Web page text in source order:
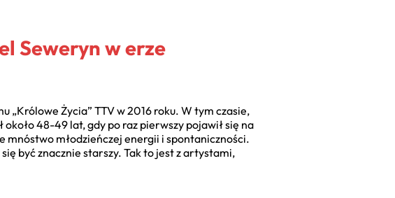
Seweryn w erze
„Królowe Życia” TTV w 2016 roku. W tym czasie,
48-49 lat, gdy po raz pierwszy pojawił się na
mnóstwo młodzieńczej energii i spontaniczności.
być znacznie starszy. Tak to jest z artystami,